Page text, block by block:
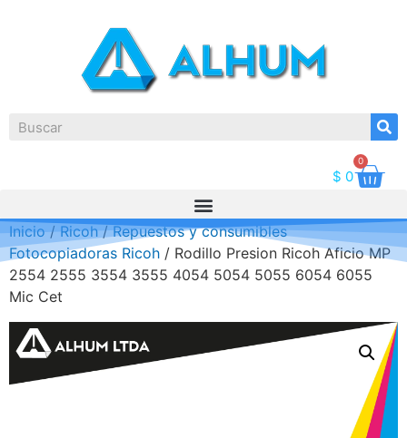
$ 0
0
Inicio/Ricoh/Repuestos y consumibles
Fotocopiadoras Ricoh / Rodillo Presion Ricoh Aficio MP
2554 2555 3554 3555 4054 5054 5055 6054 6055
Mic Cet